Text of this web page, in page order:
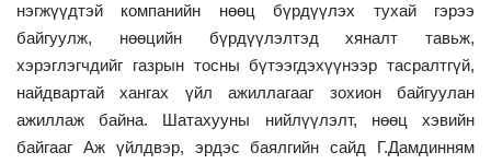
нэгжүүдтэй компанийн нөөц бүрдүүлэх тухай гэрээ
байгуулж, нөөцийн бүрдүүлэлтэд хяналт тавьж,
хэрэглэгчдийг газрын тосны бүтээгдэхүүнээр тасралтгүй,
найдвартай хангах үйл ажиллагааг зохион байгуулан
ажиллаж байна. Шатахууны нийлүүлэлт, нөөц хэвийн
байгааг Аж үйлдвэр, эрдэс баялгийн сайд Г.Дамдинням